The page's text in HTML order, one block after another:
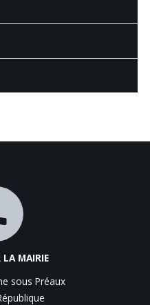
LA MAIRIE
sous Préaux